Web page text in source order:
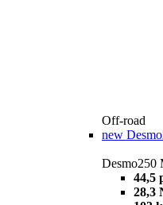
Off-road
new
Desmo250
44,5
28,3